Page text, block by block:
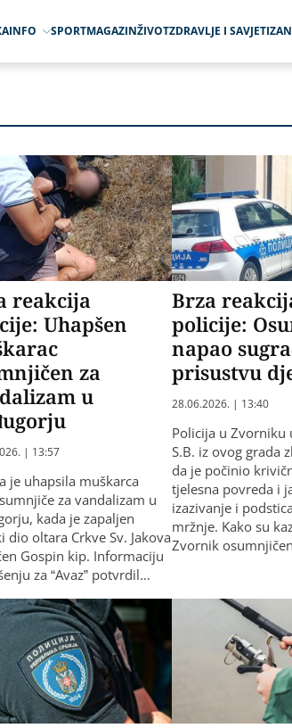
INFO SPORTMAGAZINŽIVOTZDRAVLJE I SAVJETI
reakcija
Uhapšen
za
u
| 13:57
je uhapsila muškarca
za vandalizam u
kada je zapaljen
dio oltara Crkve Sv. Jakova
Gospin kip. Informaciju
za “Avaz” potvrdil…
Brza
policije:
napao
prisustvu
28.06.2026. | 13:40
Policija u Zvorniku
S.B. iz ovog grada
da je počinio
tjelesna povreda i
izazivanje i
mržnje. Kako su
Zvornik